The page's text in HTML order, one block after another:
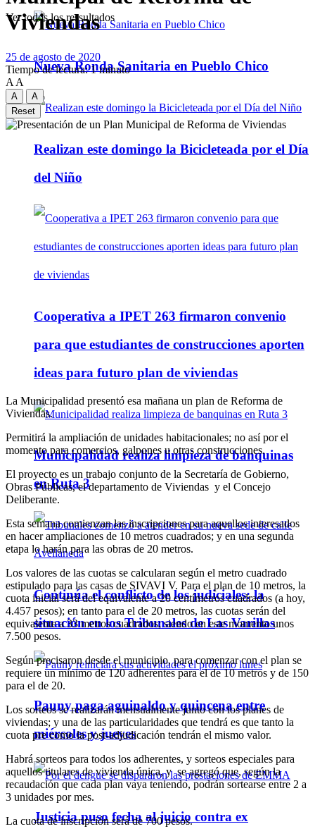
Nueva Ronda Sanitaria en Pueblo Chico
Realizan este domingo la Bicicleteada por el Día
del Niño
Cooperativa a IPET 263 firmaron convenio
para que estudiantes de construcciones aporten
ideas para futuro plan de viviendas
Municipalidad realiza limpieza de banquinas
en Ruta 3
Continúa el conflicto de los judiciales: la
situación en los Tribunales de Las Varillas
Pauny paga aguinaldo y quincena entre
miércoles y jueves
Justicia puso fecha al juicio contra ex
Ver todos los ressultados
Viviendas
25 de agosto de 2020
Tiempo de lectura: 1 minuto
A A
A
A
Reset
La Municipalidad presentó esa mañana un plan de Reforma de
Viviendas.
Permitirá la ampliación de unidades habitacionales; no así por el
momento para comercios, galpones u otras construcciones.
El proyecto es un trabajo conjunto de la Secretaría de Gobierno,
Obras Públicas, el departamento de Viviendas y el Concejo
Deliberante.
Esta semana comienzan las inscripciones para aquellos interesados
en hacer ampliaciones de 10 metros cuadrados; y en una segunda
etapa lo harán para las obras de 20 metros.
Los valores de las cuotas se calcularan según el metro cuadrado
estipulado para las casas de SIVAVI V. Para el plan de 10 metros, la
cuota inicial será del equivalente a 20 centímetros cuadrados (a hoy,
4.457 pesos); en tanto para el de 20 metros, las cuotas serán del
equivalente a 33 metros cuadrados; siendo en este momento unos
7.500 pesos.
Según precisaron desde el municipio, para comenzar con el plan se
requiere un mínimo de 120 adherentes para el de 10 metros y de 150
para el de 20.
Los sorteos se realizarán mensualmente junto con los planes de
viviendas; y una de las particularidades que tendrá es que tanto la
cuota pre como la post-adjudicación tendrán el mismo valor.
Habrá sorteos para todos los adherentes, y sorteos especiales para
aquellos titulares de vivienda única, y se agregó que, según la
recaudación que cada plan vaya teniendo, podrán sortearse entre 2 a
3 unidades por mes.
La cuota de inscripción será de 700 pesos.